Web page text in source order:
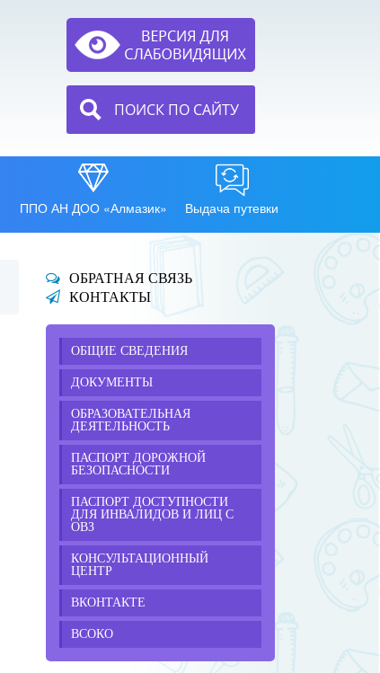
ПОИСК ПО САЙТУ
ППО АН ДОО «Алмазик» Выдача путевки
ОБРАТНАЯ СВЯЗЬ
КОНТАКТЫ
ОБЩИЕ СВЕДЕНИЯ
ДОКУМЕНТЫ
ОБРАЗОВАТЕЛЬНАЯ
ДЕЯТЕЛЬНОСТЬ
ПАСПОРТ ДОРОЖНОЙ
БЕЗОПАСНОСТИ
ПАСПОРТ ДОСТУПНОСТИ
ДЛЯ ИНВАЛИДОВ И ЛИЦ С
ОВЗ
КОНСУЛЬТАЦИОННЫЙ
ЦЕНТР
ВКОНТАКТЕ
ВСОКО